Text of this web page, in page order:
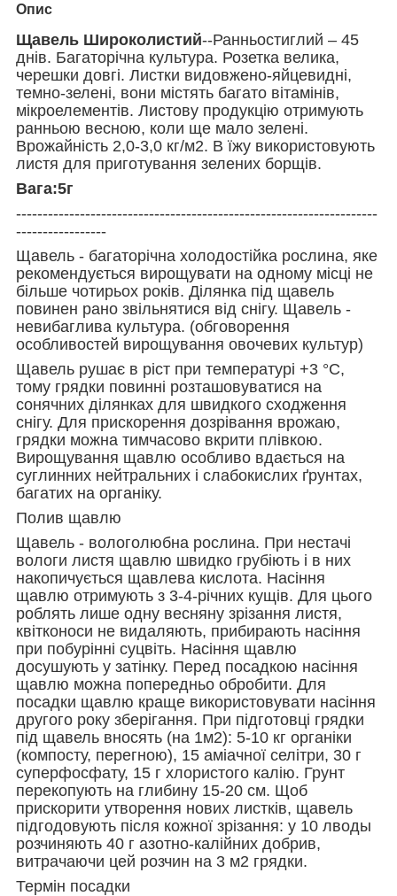
Опис
Щавель Широколистий--Ранньостиглий – 45
днів. Багаторічна культура. Розетка велика,
черешки довгі. Листки видовжено-яйцевидні,
темно-зелені, вони містять багато вітамінів,
мікроелементів. Листову продукцію отримують
ранньою весною, коли ще мало зелені.
Врожайність 2,0-3,0 кг/м2. В їжу використовують
листя для приготування зелених борщів.
Вага:5г
--------------------------------------------------------------------
-----------------
Щавель - багаторічна холодостійка рослина, яке
рекомендується вирощувати на одному місці не
більше чотирьох років. Ділянка під щавель
повинен рано звільнятися від снігу. Щавель -
невибаглива культура. (обговорення
особливостей вирощування овочевих культур)
Щавель рушає в ріст при температурі +3 °С,
тому грядки повинні розташовуватися на
сонячних ділянках для швидкого сходження
снігу. Для прискорення дозрівання врожаю,
грядки можна тимчасово вкрити плівкою.
Вирощування щавлю особливо вдається на
суглинних нейтральних і слабокислих ґрунтах,
багатих на органіку.
Полив щавлю
Щавель - вологолюбна рослина. При нестачі
вологи листя щавлю швидко грубіють і в них
накопичується щавлева кислота. Насіння
щавлю отримують з 3-4-річних кущів. Для цього
роблять лише одну весняну зрізання листя,
квітконоси не видаляють, прибирають насіння
при побурінні суцвіть. Насіння щавлю
досушують у затінку. Перед посадкою насіння
щавлю можна попередньо обробити. Для
посадки щавлю краще використовувати насіння
другого року зберігання. При підготовці грядки
під щавель вносять (на 1м2): 5-10 кг органіки
(компосту, перегною), 15 аміачної селітри, 30 г
суперфосфату, 15 г хлористого калію. Грунт
перекопують на глибину 15-20 см. Щоб
прискорити утворення нових листків, щавель
підгодовують після кожної зрізання: у 10 лводы
розчиняють 40 г азотно-калійних добрив,
витрачаючи цей розчин на 3 м2 грядки.
Термін посадки